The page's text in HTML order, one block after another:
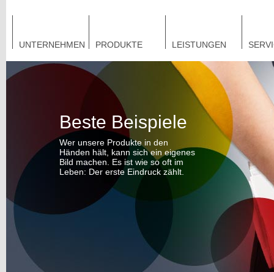
UNTERNEHMEN PRODUKTE LEISTUNGEN
Beste Beispiele
Wer unsere Produkte in den
Händen hält, kann sich ein eigenes
Bild machen. Es ist wie so oft im
Leben: Der erste Eindruck zählt.